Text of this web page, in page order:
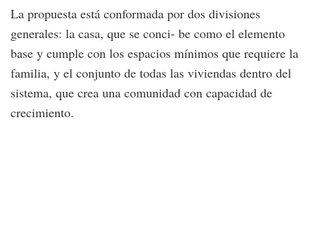
La propuesta está conformada por dos divisiones
generales: la casa, que se conci- be como el elemento
base y cumple con los espacios mínimos que requiere la
familia, y el conjunto de todas las viviendas dentro del
sistema, que crea una comunidad con capacidad de
crecimiento.